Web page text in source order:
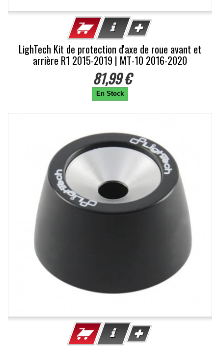
LighTech Kit de protection d'axe de roue avant et
arrière R1 2015-2019 | MT-10 2016-2020
81,99 €
En Stock